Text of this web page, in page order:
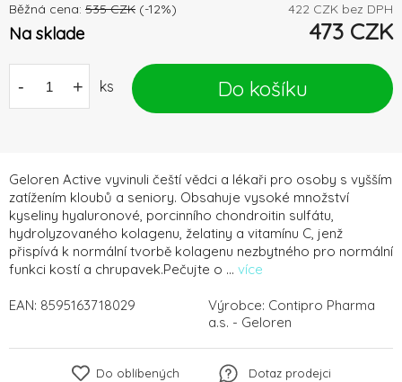
Geloren Active vyvinuli čeští vědci a lékaři pro osoby s vyšším
zatížením kloubů a seniory. Obsahuje vysoké množství
kyseliny hyaluronové, porcinního chondroitin sulfátu,
hydrolyzovaného kolagenu, želatiny a vitamínu C, jenž
přispívá k normální tvorbě kolagenu nezbytného pro normální
funkci kostí a chrupavek.Pečujte o ... více
Běžná cena: 535 CZK (-12%) 422 CZK bez DPH
Na sklade 473 CZK
- + ks Do košíku
EAN: 8595163718029 Výrobce: Contipro Pharma
a.s. - Geloren
Do oblíbených
Dotaz prodejci